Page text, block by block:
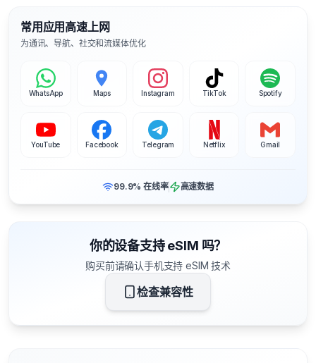
常用应用高速上网
为通讯、导航、社交和流媒体优化
WhatsApp Maps Instagram TikTok Spotify
YouTube Facebook Telegram Netflix Gmail
99.9% 在线率 高速数据
你的设备支持 eSIM 吗？
购买前请确认手机支持 eSIM 技术
检查兼容性